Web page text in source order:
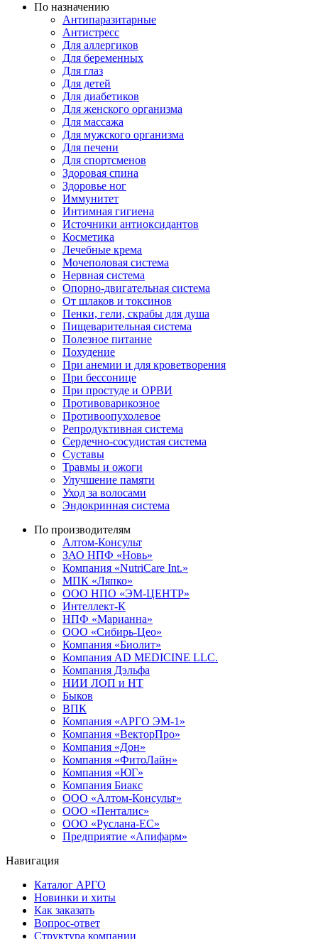
По назначению
Антипаразитарные
Антистресс
Для аллергиков
Для беременных
Для глаз
Для детей
Для диабетиков
Для женского организма
Для массажа
Для мужского организма
Для печени
Для спортсменов
Здоровая спина
Здоровье ног
Иммунитет
Интимная гигиена
Источники антиоксидантов
Косметика
Лечебные крема
Мочеполовая система
Нервная система
Опорно-двигательная система
От шлаков и токсинов
Пенки, гели, скрабы для душа
Пищеварительная система
Полезное питание
Похудение
При анемии и для кроветворения
При бессонице
При простуде и ОРВИ
Противоварикозное
Противоопухолевое
Репродуктивная система
Сердечно-сосудистая система
Суставы
Травмы и ожоги
Улучшение памяти
Уход за волосами
Эндокринная система
По производителям
Алтом-Консульт
ЗАО НПФ «Новь»
Компания «NutriCare Int.»
МПК «Ляпко»
ООО НПО «ЭМ-ЦЕНТР»
Интеллект-К
НПФ «Марианна»
ООО «Сибирь-Цео»
Компания «Биолит»
Компания AD MEDICINE LLC.
Компания Дэльфа
НИИ ЛОП и НТ
Быков
ВПК
Компания «АРГО ЭМ-1»
Компания «ВекторПро»
Компания «Дон»
Компания «ФитоЛайн»
Компания «ЮГ»
Компания Биакс
ООО «Алтом-Консульт»
ООО «Пенталис»
ООО «Руслана-ЕС»
Предприятие «Апифарм»
Навигация
Каталог АРГО
Новинки и хиты
Как заказать
Вопрос-ответ
Структура компании